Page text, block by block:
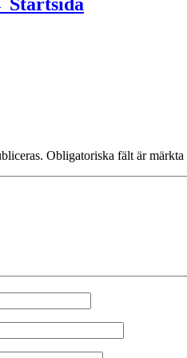
Obligatoriska fält är märkta